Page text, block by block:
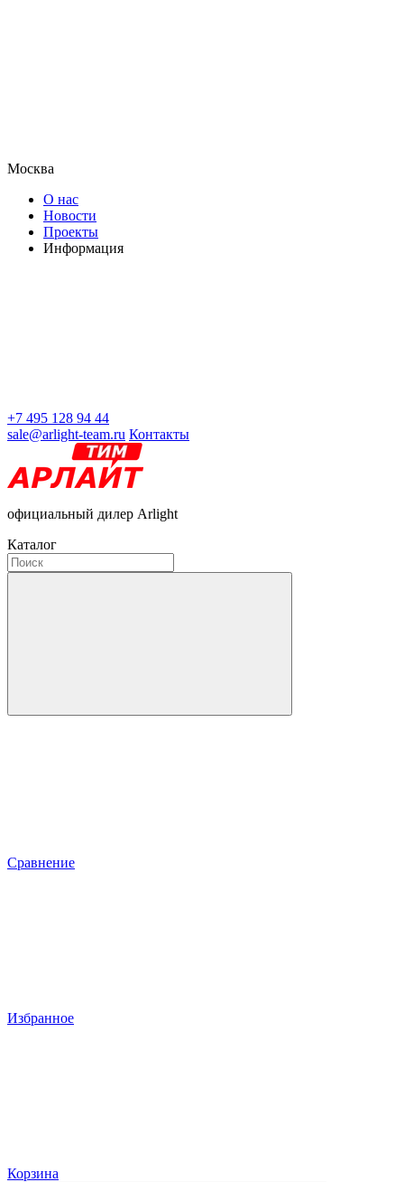
Москва
О нас
Новости
Проекты
Информация
+7 495 128 94 44
sale@arlight-team.ru Контакты
официальный дилер Arlight
Каталог
Сравнение
Избранное
Корзина